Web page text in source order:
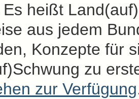
heißt
aus jedem
Konzepte für
zu
zur Verfügung